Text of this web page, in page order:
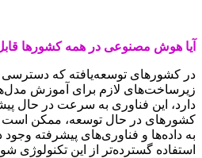
آیا هوش مصنوعی در همه کشورها
در کشورهای توسعه‌یافته که دسترسی
زیرساخت‌های لازم برای آموزش
دارد، این فناوری به سرعت در حال
کشورهای در حال توسعه، ممکن
به داده‌ها و فناوری‌های پیشرفته وجود
استفاده گسترده‌تر از این تکنولوژی